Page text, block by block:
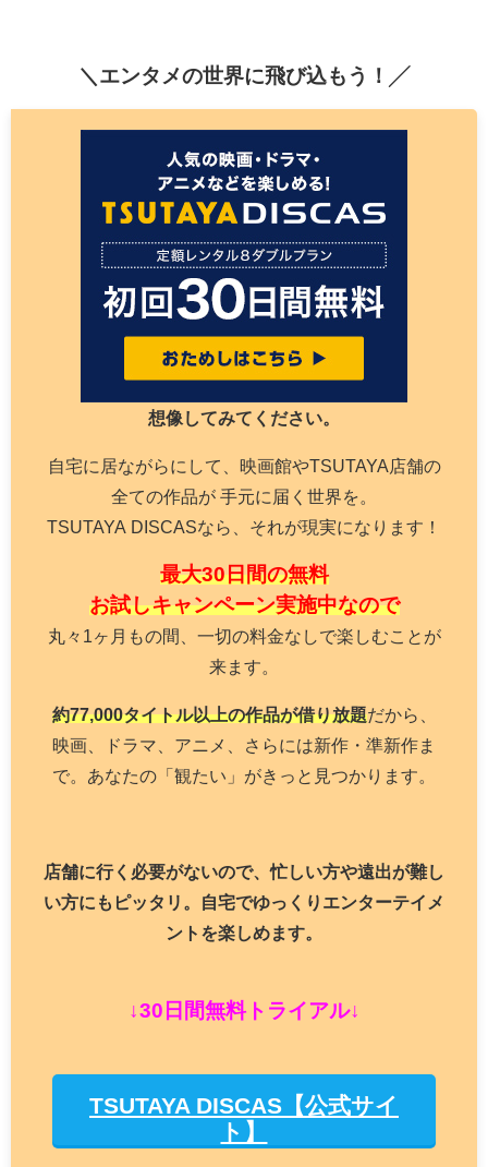
＼エンタメの世界に飛び込もう！╱
想像してみてください。
自宅に居ながらにして、映画館やTSUTAYA店舗の
全ての作品が 手元に届く世界を。
TSUTAYA DISCASなら、それが現実になります！
最大30日間の無料
お試しキャンペーン実施中なので
丸々1ヶ月もの間、一切の料金なしで楽しむことが
来ます。
約77,000タイトル以上の作品が借り放題だから、
映画、ドラマ、アニメ、さらには新作・準新作ま
で。あなたの「観たい」がきっと見つかります。
店舗に行く必要がないので、忙しい方や遠出が難し
い方にもピッタリ。自宅でゆっくりエンターテイメ
ントを楽しめます。
↓30日間無料トライアル↓
TSUTAYA DISCAS【公式サイ
ト】